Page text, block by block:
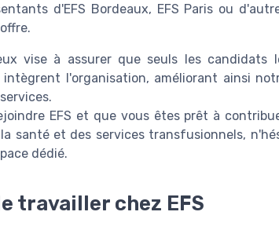
d'EFS Bordeaux, EFS Paris ou
vise à assurer que seuls les
intègrent l'organisation, améliorant ainsi
EFS et que vous êtes prêt à
santé et des services transfusionnels,
dédié.
travailler chez EFS